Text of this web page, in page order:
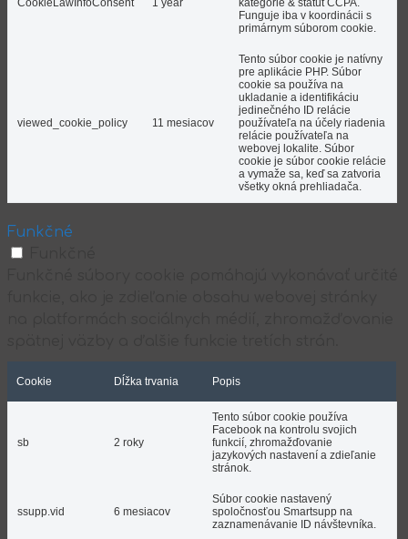
CookieLawInfoConsent 1 year
kategórie & štatút CCPA.
Funguje iba v koordinácii s
primárnym súborom cookie.
viewed_cookie_policy 11 mesiacov
Tento súbor cookie je natívny
pre aplikácie PHP. Súbor
cookie sa používa na
ukladanie a identifikáciu
jedinečného ID relácie
používateľa na účely riadenia
relácie používateľa na
webovej lokalite. Súbor
cookie je súbor cookie relácie
a vymaže sa, keď sa zatvoria
všetky okná prehliadača.
Funkčné
Cookie Dĺžka trvania Popis
sb 2 roky
Tento súbor cookie používa
Facebook na kontrolu svojich
funkcií, zhromažďovanie
jazykových nastavení a zdieľanie
stránok.
ssupp.vid 6 mesiacov
Súbor cookie nastavený
spoločnosťou Smartsupp na
zaznamenávanie ID návštevníka.